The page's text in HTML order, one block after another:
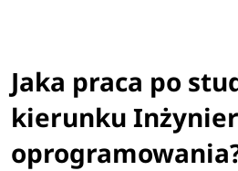
Jaka praca po
kierunku